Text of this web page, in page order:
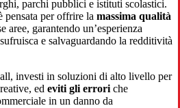
parchi pubblici e istituti scolastici.
pensata per offrire la massima qualità
aree, garantendo un’esperienza
e salvaguardando la redditività
investi in soluzioni di alto livello per
ed eviti gli errori che
in un danno da